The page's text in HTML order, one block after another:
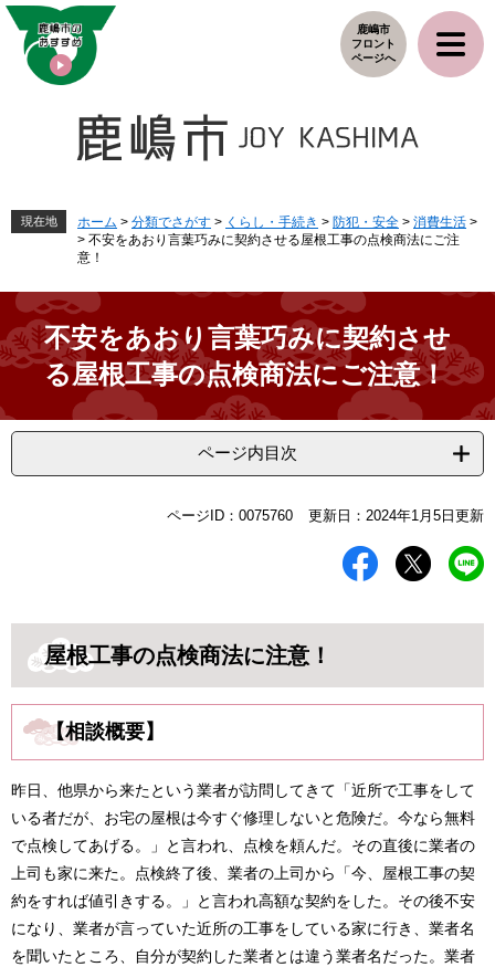
ペ
メ
鹿嶋市
フロント
ページへ
現在地 ホーム > 分類でさがす > くらし・手続き > 防犯・安全 > 消費生活 >
> 不安をあおり言葉巧みに契約させる屋根工事の点検商法にご注
意！
不安をあおり言葉巧みに契約させ
る屋根工事の点検商法にご注意！
ページ内目次
ページID：0075760 更新日：2024年1月5日更新
屋根工事の点検商法に注意！
【相談概要】
昨日、他県から来たという業者が訪問してきて「近所で工事をして
いる者だが、お宅の屋根は今すぐ修理しないと危険だ。今なら無料
で点検してあげる。」と言われ、点検を頼んだ。その直後に業者の
上司も家に来た。点検終了後、業者の上司から「今、屋根工事の契
約をすれば値引きする。」と言われ高額な契約をした。その後不安
になり、業者が言っていた近所の工事をしている家に行き、業者名
を聞いたところ、自分が契約した業者とは違う業者名だった。業者